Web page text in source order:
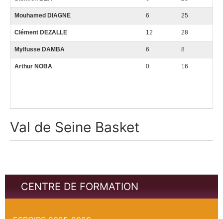
Mouhamed DIAGNE 6 25
Clément DEZALLE 12 28
Mylfusse DAMBA 6 8
Arthur NOBA 0 16
Val de Seine Basket
CENTRE DE FORMATION